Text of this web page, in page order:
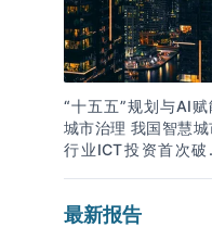
“十五五”规划与AI赋
城市治理 我国智慧城
行业ICT投资首次破
最新报告